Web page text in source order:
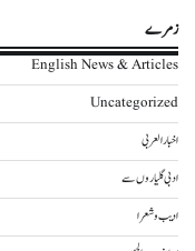
زمرے
English News & Articles
Uncategorized
اخبار العربی
ادبی گلیاروں سے
ادیب و شعرا